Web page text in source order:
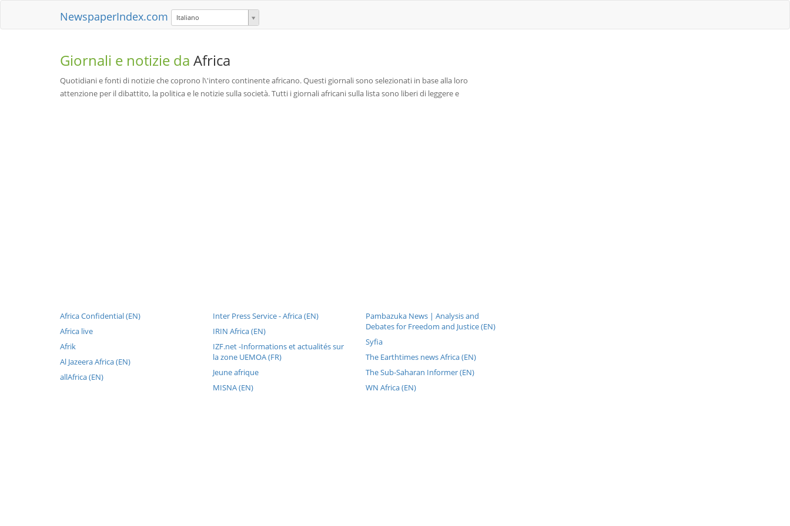
NewspaperIndex.com Italiano
Giornali e notizie da Africa
Quotidiani e fonti di notizie che coprono l\'intero continente africano. Questi giornali sono selezionati in base alla loro
attenzione per il dibattito, la politica e le notizie sulla società. Tutti i giornali africani sulla lista sono liberi di leggere e
Africa Confidential (EN)
Africa live
Afrik
Al Jazeera Africa (EN)
allAfrica (EN)
Inter Press Service - Africa (EN)
IRIN Africa (EN)
IZF.net -Informations et actualités sur
la zone UEMOA (FR)
Jeune afrique
MISNA (EN)
Pambazuka News | Analysis and
Debates for Freedom and Justice (EN)
Syfia
The Earthtimes news Africa (EN)
The Sub-Saharan Informer (EN)
WN Africa (EN)